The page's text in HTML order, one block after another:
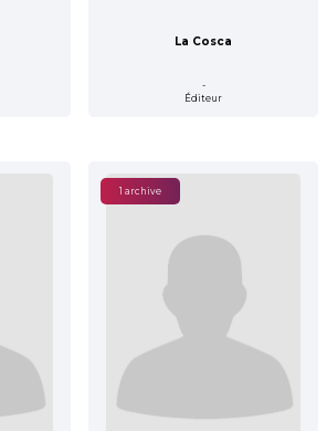
La Cosca
-
Éditeur
1 archive